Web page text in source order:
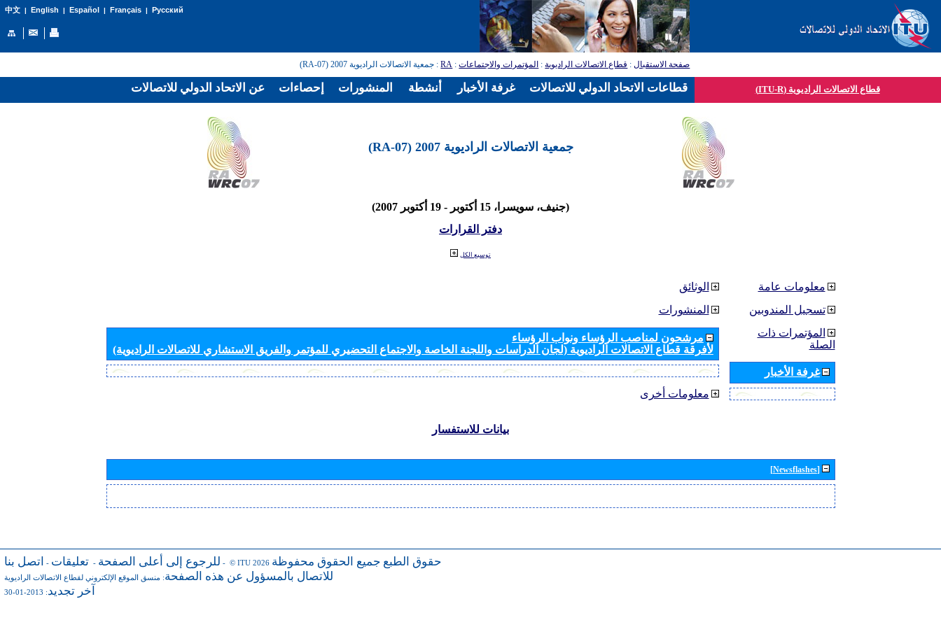
中文| English | Español | Français| Русский
صفحة الاستقبال: قطاع الاتصالات الراديوية: المؤتمرات والاجتماعات:
RA: جمعية الاتصالات الراديوية 2007 (RA-07)
قطاع الاتصالات الراديوية (ITU-R)
جمعية الاتصالات الراديوية 2007 (RA-07)
(جنيف، سويسرا، 15 أكتوبر - 19 أكتوبر 2007)
دفتر القرارات
توسيع الكل
الوثائق
المنشورات
مرشحون لمناصب الرؤساء ونواب الرؤساء
لأفرقة قطاع الاتصالات الراديوية (لجان الدراسات واللجنة الخاصة والاجتماع التحضيري للمؤتمر والفريق الاستشاري للاتصالات الراديوية)
معلومات أخرى
معلومات عامة
تسجيل المندوبين
المؤتمرات ذات
الصلة
غرفة الأخبار
بيانات للاستفسار
[Newsflashes]
للرجوع إلى أعلى الصفحة - تعليقات - اتصل بنا - © ITU 2026 حقوق الطبع جميع الحقوق محفوظة
للاتصال بالمسؤول عن هذه الصفحة: منسق الموقع الإلكتروني لقطاع الاتصالات الراديوية
آخر تجديد: 2013-01-30
عن الاتحاد الدولي للاتصالات إحصاءات المنشورات أنشطة غرفة الأخبار قطاعات الاتحاد الدولي للاتصالات